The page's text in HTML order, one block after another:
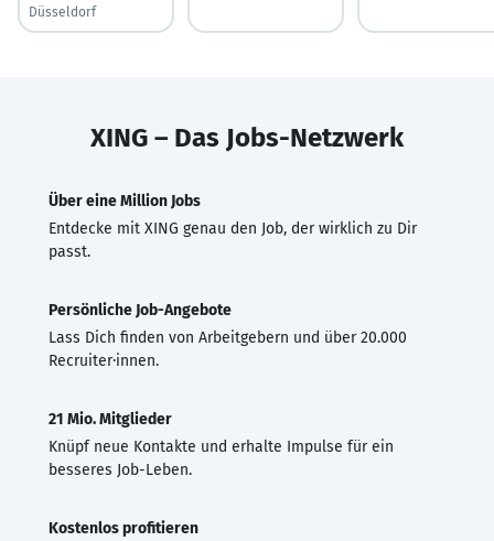
Düsseldorf
XING – Das Jobs-Netzwerk
Über eine Million Jobs
Entdecke mit XING genau den Job, der wirklich zu Dir
passt.
Persönliche Job-Angebote
Lass Dich finden von Arbeitgebern und über 20.000
Recruiter·innen.
21 Mio. Mitglieder
Knüpf neue Kontakte und erhalte Impulse für ein
besseres Job-Leben.
Kostenlos profitieren